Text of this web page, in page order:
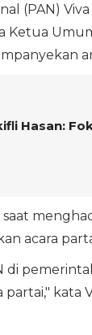
(PAN)
Hasan:
acara
di
kata